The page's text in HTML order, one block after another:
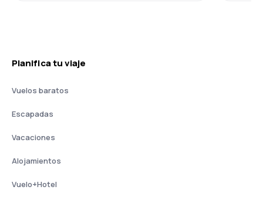
Planifica tu viaje
Vuelos baratos
Escapadas
Vacaciones
Alojamientos
Vuelo+Hotel